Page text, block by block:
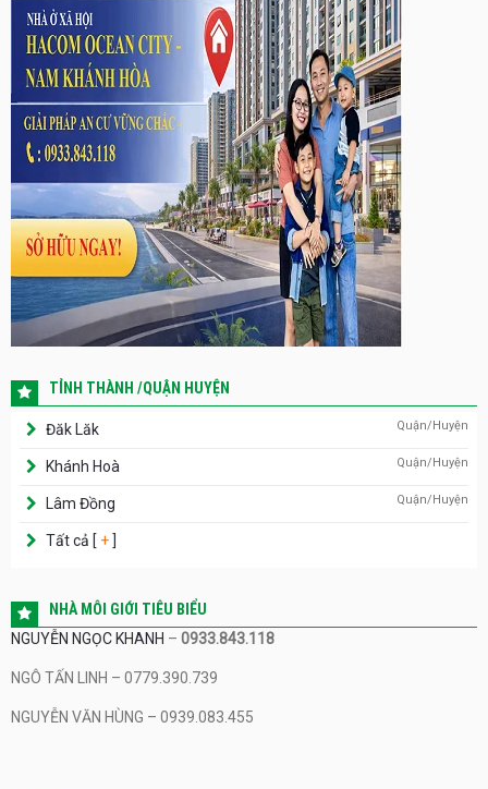
TỈNH THÀNH /QUẬN HUYỆN
Đăk Lăk Quận/Huyện
Khánh Hoà Quận/Huyện
Lâm Đồng Quận/Huyện
Tất cả [ + ]
NHÀ MÔI GIỚI TIÊU BIỂU
NGUYỄN NGỌC KHANH – 0933.843.118
NGÔ TẤN LINH – 0779.390.739
NGUYỄN VĂN HÙNG – 0939.083.455